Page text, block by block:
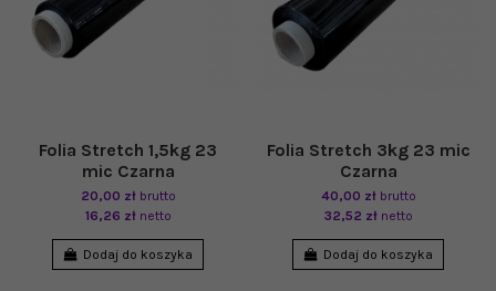
Folia Stretch 1,5kg 23
mic Czarna
20,00 zł brutto
16,26 zł netto
Dodaj do koszyka
Folia Stretch 3kg 23 mic
Czarna
40,00 zł brutto
32,52 zł netto
Dodaj do koszyka